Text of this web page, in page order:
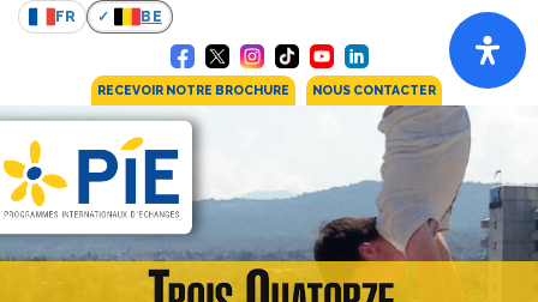
FR BE
RECEVOIR NOTRE BROCHURE NOUS CONTACTER